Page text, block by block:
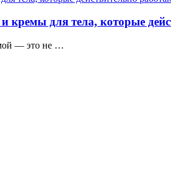
для тела, которые
— это не …